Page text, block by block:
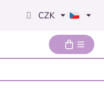
CZK